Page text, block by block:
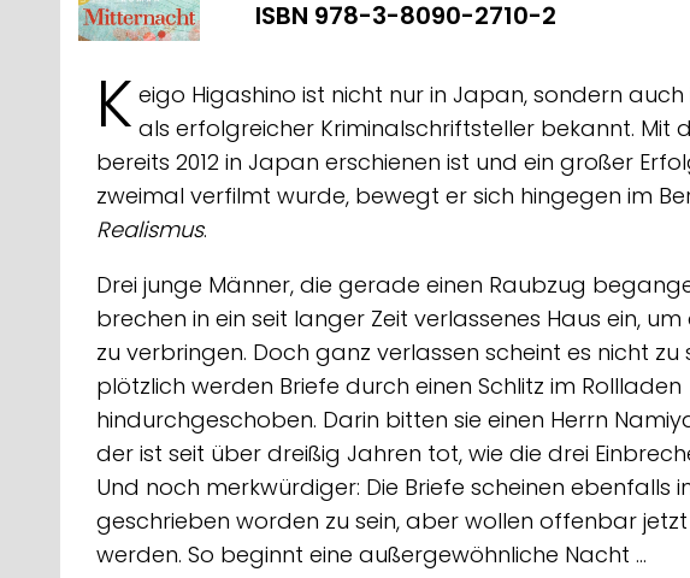
ISBN 978-3-8090-2710-2
K eigo Higashino ist nicht nur in Japan, sondern
als erfolgreicher Kriminalschriftsteller bekannt. Mit
bereits 2012 in Japan erschienen ist und ein großer
zweimal verfilmt wurde, bewegt er sich hingegen im
Realismus.
Drei junge Männer, die gerade einen Raubzug
brechen in ein seit langer Zeit verlassenes Haus ein,
zu verbringen. Doch ganz verlassen scheint es nicht zu
plötzlich werden Briefe durch einen Schlitz im Rollladen
hindurchgeschoben. Darin bitten sie einen Herrn
der ist seit über dreißig Jahren tot, wie die drei
Und noch merkwürdiger: Die Briefe scheinen ebenfalls
geschrieben worden zu sein, aber wollen offenbar
werden. So beginnt eine außergewöhnliche Nacht …